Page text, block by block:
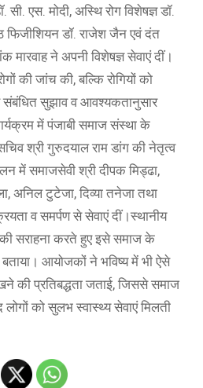
सी. एस. मोदी, अस्थि रोग विशेषज्ञ डॉ.
फिजीशियन डॉ. राजेश जैन एवं दंत
ने अपनी विशेषज्ञ सेवाएं दीं।
की जांच की, बल्कि रोगियों को
संबंधित सुझाव व आवश्यकतानुसार
में पंजाबी समाज संस्था के
श्री गुरुदयाल राम डांग की नेतृत्व
में समाजसेवी श्री दीपक मिड्ढा,
अनिल टुटेजा, दिव्या तनेजा तथा
व समर्पण से सेवाएं दीं।स्थानीय
सराहना करते हुए इसे समाज के
आयोजकों ने भविष्य में भी ऐसे
की प्रतिबद्धता जताई, जिससे समाज
को सुलभ स्वास्थ्य सेवाएं मिलती